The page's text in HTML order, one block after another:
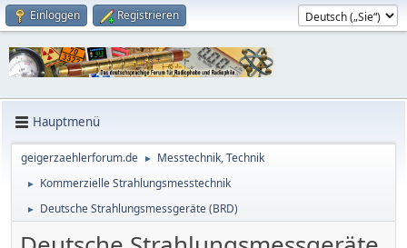
Einloggen Registrieren
Hauptmenü
geigerzaehlerforum.de ► Messtechnik, Technik
► Kommerzielle Strahlungsmesstechnik
► Deutsche Strahlungsmessgeräte (BRD)